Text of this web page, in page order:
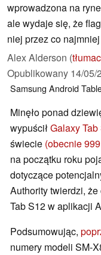
wprowadzona na
ale wydaje się, że
niej przez co
Alex Alderson (
Opublikowany 14/05/
Samsung Android
Minęło ponad
wypuściłGalaxy Tab
świecie (obecnie
na początku roku
dotyczące
Authority twierdzi,
Tab S12 w aplikacji
Podsumowując,
numery modeli SM-